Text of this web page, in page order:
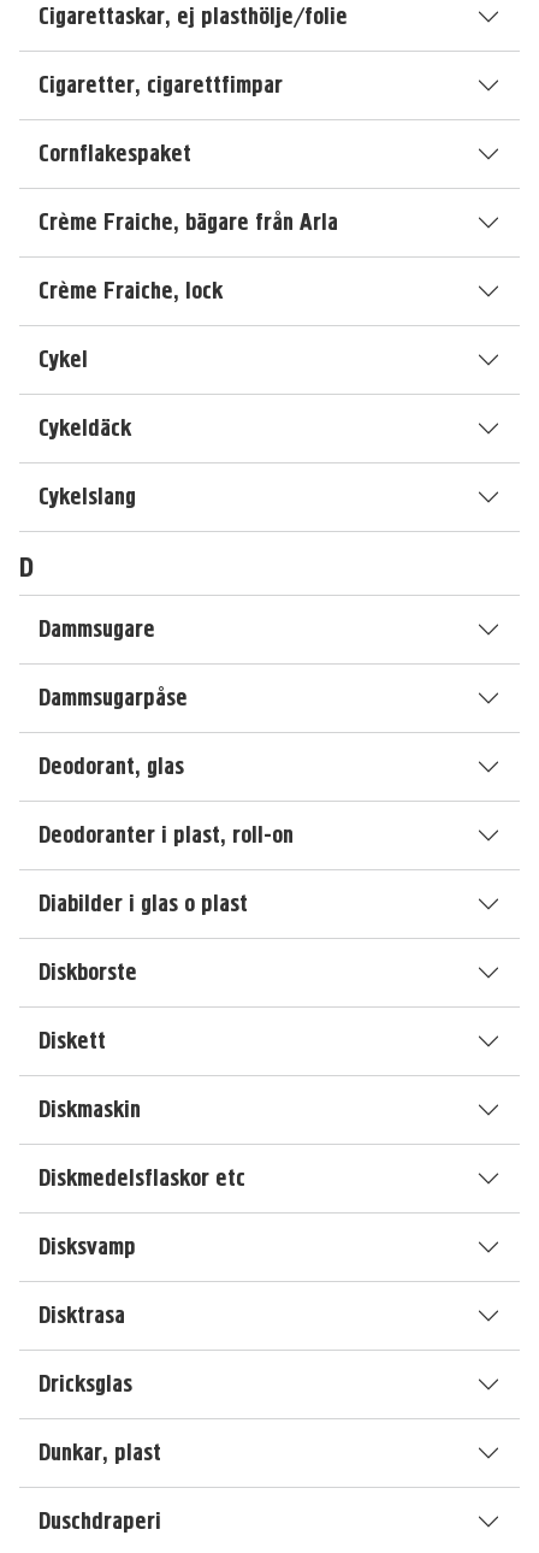
Cigarettaskar, ej plasthölje/folie
Cigaretter, cigarettfimpar
Cornflakespaket
Crème Fraiche, bägare från Arla
Crème Fraiche, lock
Cykel
Cykeldäck
Cykelslang
D
Dammsugare
Dammsugarpåse
Deodorant, glas
Deodoranter i plast, roll-on
Diabilder i glas o plast
Diskborste
Diskett
Diskmaskin
Diskmedelsflaskor etc
Disksvamp
Disktrasa
Dricksglas
Dunkar, plast
Duschdraperi